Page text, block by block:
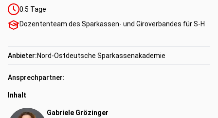
0.5 Tage
Dozententeam des Sparkassen- und Giroverbandes für S-H
Anbieter:Nord-Ostdeutsche Sparkassenakademie
Ansprechpartner:
Inhalt
Gabriele Grözinger